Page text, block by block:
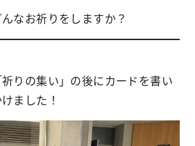
なお祈りをしますか？
りの集い」の後にカードを書い
ました！